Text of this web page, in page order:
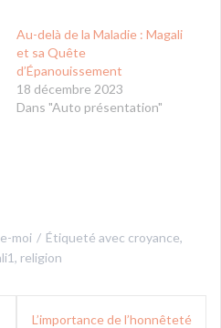
Au-delà de la Maladie : Magali
et sa Quête
d’Épanouissement
18 décembre 2023
Dans "Auto présentation"
moi Étiqueté avec croyance,
, religion
L’importance de l’honnêteté